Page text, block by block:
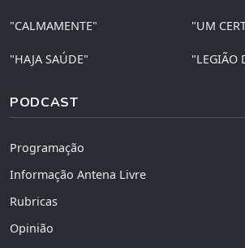
"CALMAMENTE" "UM
"HAJA SAÚDE" "LEGIÃO
PODCAST
Programação
Informação Antena Livre
Rubricas
Opinião